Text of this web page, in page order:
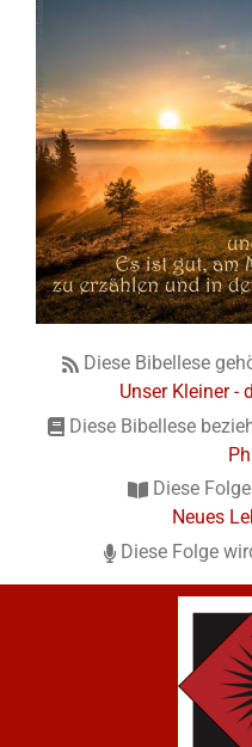
Diese Bibellese
Unser Kleiner -
Diese Bibellese
Diese
Neues
Diese Folge